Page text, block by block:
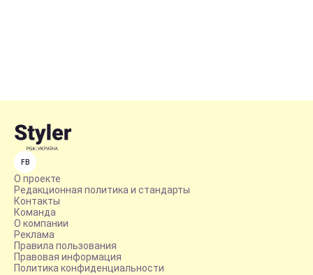
FB
О проекте
Редакционная политика и стандарты
Контакты
Команда
О компании
Реклама
Правила пользования
Правовая информация
Политика конфиденциальности